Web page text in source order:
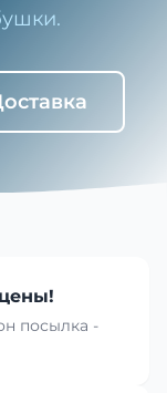
посылка -